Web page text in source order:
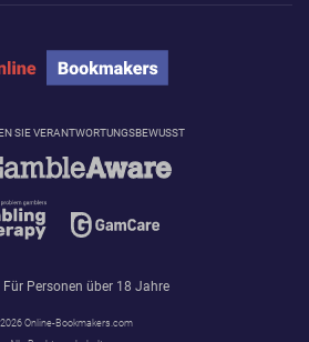
SIE VERANTWORTUNGSBEWUSST
Für Personen über 18 Jahre
Online-Bookmakers.com